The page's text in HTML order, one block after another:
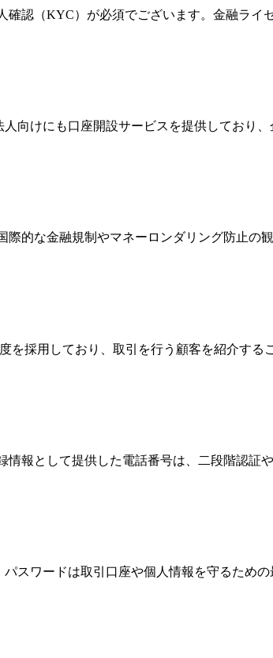
認（KYC）が必須でございます。金融ラ
向けにも口座開設サービスを提供しており
的な金融規制やマネーロンダリング防止
を採用しており、取引を行う顧客を紹介す
報として提供した電話番号は、二段階認
スワードは取引口座や個人情報を守るため